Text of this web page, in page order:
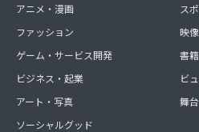
アニメ・漫画
ファッション
ゲーム・サービス開発
ビジネス・起業
アート・写真
ソーシャルグッド
ス
映
書
ビ
舞